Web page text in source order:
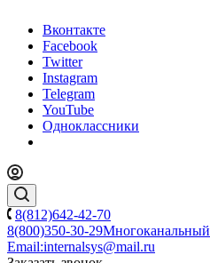
Вконтакте
Facebook
Twitter
Instagram
Telegram
YouTube
Одноклассники
8(812)642-42-70
8(800)350-30-29Многоканальный
Email:internalsys@mail.ru